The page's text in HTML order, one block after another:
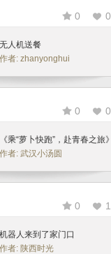
0 0
无人机送餐
作者: zhanyonghui
0 0
《乘“萝卜快跑”，赴青春之旅》
作者: 武汉小汤圆
0 1
机器人来到了家门口
作者: 陕西时光